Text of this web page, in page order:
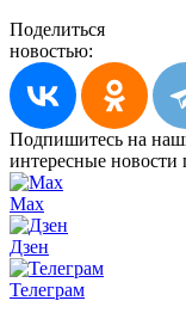
Поделиться
новостью:
Подпишитесь на
интересные
Max
Дзен
Телеграм